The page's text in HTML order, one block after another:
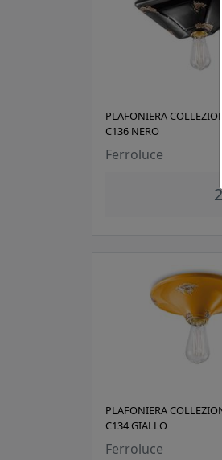
PLAFONIERA
C136 NERO
Ferroluce
PLAFONIERA
C134 GIALLO
Ferroluce